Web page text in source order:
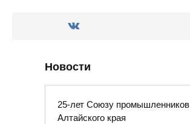
Новости
25-лет Союзу промышленников
Алтайского края